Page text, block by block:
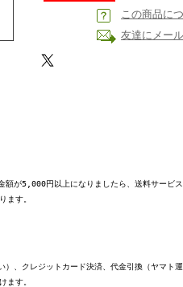
この商品に
友達にメー
額が5,000円以上になりましたら、送料サービ
ます。
、クレジットカード決済、代金引換（ヤマト
ます。